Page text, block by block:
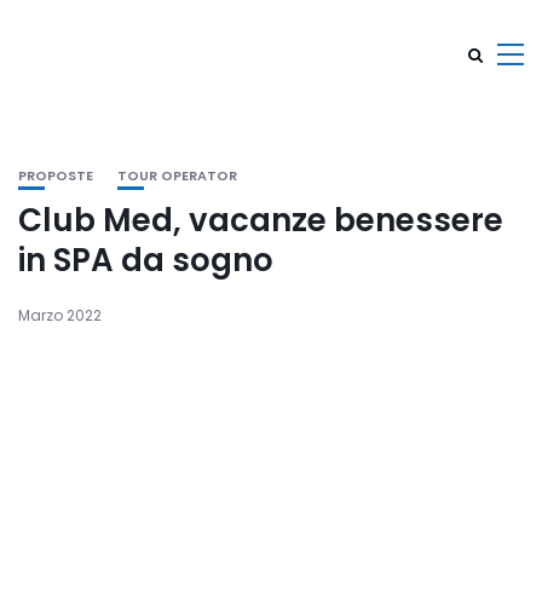
PROPOSTE TOUR OPERATOR
Club Med, vacanze benessere
in SPA da sogno
Marzo 2022